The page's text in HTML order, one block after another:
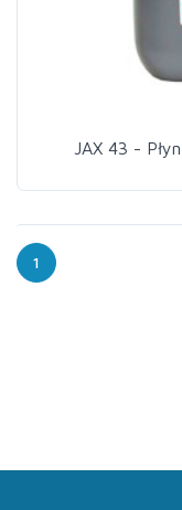
JAX 43 -
1